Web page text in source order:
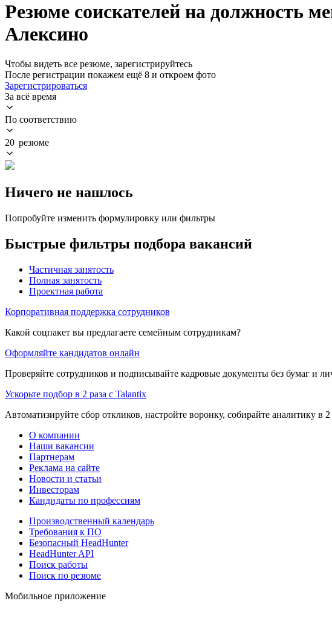
Резюме соискателей на должность
Алексино
Чтобы видеть все резюме, зарегистрируйтесь
После регистрации покажем ещё 8 и откроем фото
Зарегистрироваться
За всё время
По соответствию
20 резюме
Ничего не нашлось
Попробуйте изменить формулировку или фильтры
Быстрые фильтры подбора вакансий
Частичная занятость
Полная занятость
Проектная работа
Корпоративная поддержка сотрудников
Какой соцпакет вы предлагаете семейным сотрудникам?
Оформляйте кандидатов онлайн
Проверяйте сотрудников и подписывайте кадровые документы без бумаг и
Ускорьте подбор в 2 раза с Talantix
Автоматизируйте сбор откликов, настройте воронку, собирайте аналитику в
О компании
Наши вакансии
Партнерам
Реклама на сайте
Новости и статьи
Инвесторам
Кандидаты по профессиям
Производственный календарь
Требования к ПО
Безопасный HeadHunter
HeadHunter API
Поиск работы
Поиск по резюме
Мобильное приложение